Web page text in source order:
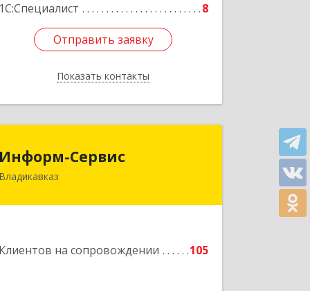
1С:Специалист
8
Отправить заявку
Показать контакты
Отправить заявку
Назад
Информ-Сервис
Владикавказ
Клиентов на сопровождении 105
362020, Северная Осетия - Алания
Подробнее